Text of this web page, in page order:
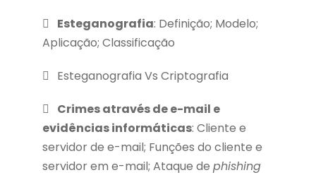
Esteganografia: Definição; Modelo;
Aplicação; Classificação
Esteganografia Vs Criptografia
Crimes através de e-mail e
evidências informáticas: Cliente e
servidor de e-mail; Funções do cliente e
servidor em e-mail; Ataque de phishing